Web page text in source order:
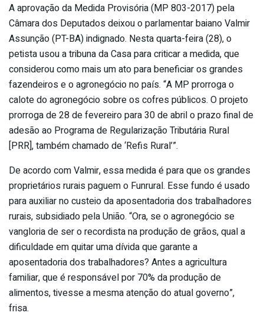
A aprovação da Medida Provisória (MP 803-2017) pela
Câmara dos Deputados deixou o parlamentar baiano Valmir
Assunção (PT-BA) indignado. Nesta quarta-feira (28), o
petista usou a tribuna da Casa para criticar a medida, que
considerou como mais um ato para beneficiar os grandes
fazendeiros e o agronegócio no país. “A MP prorroga o
calote do agronegócio sobre os cofres públicos. O projeto
prorroga de 28 de fevereiro para 30 de abril o prazo final de
adesão ao Programa de Regularização Tributária Rural
[PRR], também chamado de ‘Refis Rural’”.
De acordo com Valmir, essa medida é para que os grandes
proprietários rurais paguem o Funrural. Esse fundo é usado
para auxiliar no custeio da aposentadoria dos trabalhadores
rurais, subsidiado pela União. “Ora, se o agronegócio se
vangloria de ser o recordista na produção de grãos, qual a
dificuldade em quitar uma dívida que garante a
aposentadoria dos trabalhadores? Antes a agricultura
familiar, que é responsável por 70% da produção de
alimentos, tivesse a mesma atenção do atual governo”,
frisa.